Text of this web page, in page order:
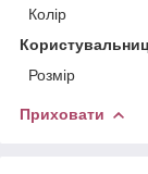
Колір
Розмір
Приховати